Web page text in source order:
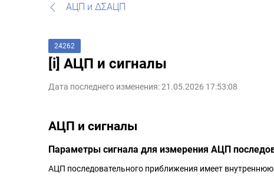
АЦП и ΔΣАЦП
24262
[i] АЦП и сигналы
Дата последнего изменения: 21.05.2026 17:53:08
АЦП и сигналы
Параметры сигнала для измерения АЦП
АЦП последовательного приближения имеет